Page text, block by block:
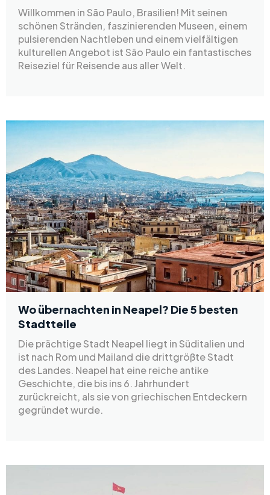
Willkommen in São Paulo, Brasilien! Mit seinen
schönen Stränden, faszinierenden Museen, einem
pulsierenden Nachtleben und einem vielfältigen
kulturellen Angebot ist São Paulo ein fantastisches
Reiseziel für Reisende aus aller Welt.
Wo übernachten in Neapel? Die 5 besten
Stadtteile
Die prächtige Stadt Neapel liegt in Süditalien und
ist nach Rom und Mailand die drittgrößte Stadt
des Landes. Neapel hat eine reiche antike
Geschichte, die bis ins 6. Jahrhundert
zurückreicht, als sie von griechischen Entdeckern
gegründet wurde.